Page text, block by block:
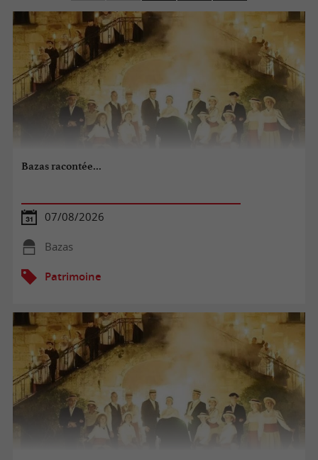
Bazas racontée...
07/08/2026
Bazas
Patrimoine